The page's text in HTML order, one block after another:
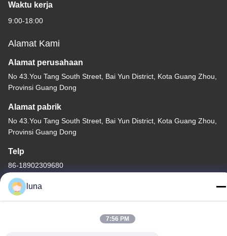
Waktu kerja
9:00-18:00
Alamat Kami
Alamat perusahaan
No 43.You Tang South Street, Bai Yun District, Kota Guang Zhou,
Provinsi Guang Dong
Alamat pabrik
No 43.You Tang South Street, Bai Yun District, Kota Guang Zhou,
Provinsi Guang Dong
Telp
86-18902309680
Cina Kualitas Baik Bubuk Penghilang Rambut Pemasok. Hak
luna
7:56 PM